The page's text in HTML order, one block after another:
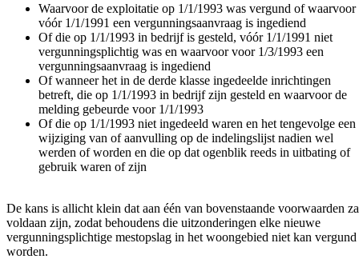
Waarvoor de exploitatie op 1/1/1993 was vergund of waarvoor
vóór 1/1/1991 een vergunningsaanvraag is ingediend
Of die op 1/1/1993 in bedrijf is gesteld, vóór 1/1/1991 niet
vergunningsplichtig was en waarvoor voor 1/3/1993 een
vergunningsaanvraag is ingediend
Of wanneer het in de derde klasse ingedeelde inrichtingen
betreft, die op 1/1/1993 in bedrijf zijn gesteld en waarvoor de
melding gebeurde voor 1/1/1993
Of die op 1/1/1993 niet ingedeeld waren en het tengevolge een
wijziging van of aanvulling op de indelingslijst nadien wel
werden of worden en die op dat ogenblik reeds in uitbating of
gebruik waren of zijn
De kans is allicht klein dat aan één van bovenstaande voorwaarden
voldaan zijn, zodat behoudens die uitzonderingen elke nieuwe
vergunningsplichtige mestopslag in het woongebied niet kan vergund
worden.